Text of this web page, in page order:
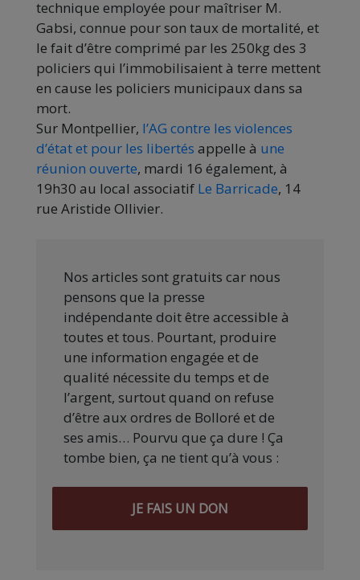
technique employée pour maîtriser M.
Gabsi, connue pour son taux de mortalité, et
le fait d’être comprimé par les 250kg des 3
policiers qui l’immobilisaient à terre mettent
en cause les policiers municipaux dans sa
mort.
Sur Montpellier, l’AG contre les violences
d’état et pour les libertés appelle à une
réunion ouverte, mardi 16 également, à
19h30 au local associatif Le Barricade, 14
rue Aristide Ollivier.
Nos articles sont gratuits car nous
pensons que la presse
indépendante doit être accessible à
toutes et tous. Pourtant, produire
une information engagée et de
qualité nécessite du temps et de
l’argent, surtout quand on refuse
d’être aux ordres de Bolloré et de
ses amis… Pourvu que ça dure ! Ça
tombe bien, ça ne tient qu’à vous :
JE FAIS UN DON